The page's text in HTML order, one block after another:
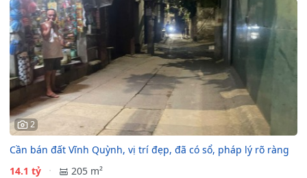
2
Cần bán đất Vĩnh Quỳnh, vị trí đẹp, đã có sổ, pháp lý rõ ràng
14.1 tỷ
205 m²